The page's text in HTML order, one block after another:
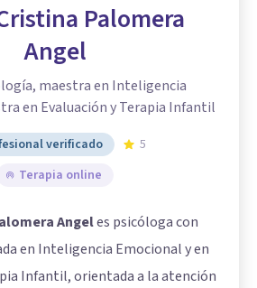
Palomera
Angel
maestra en Inteligencia
en Evaluación y Terapia Infantil
verificado
5
Terapia online
Angeles psicóloga con
en Inteligencia Emocional y en
Infantil, orientada a la atención